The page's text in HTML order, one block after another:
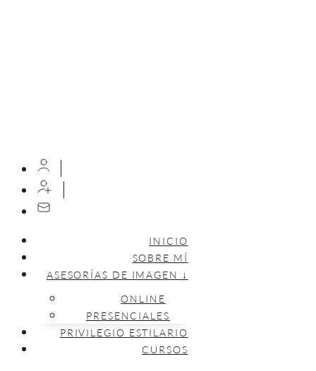
INICIO
SOBRE MÍ
ASESORÍAS DE IMAGEN ↓
ONLINE
PRESENCIALES
PRIVILEGIO ESTILARIO
CURSOS